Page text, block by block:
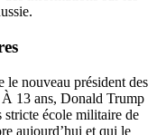
nouveau président des
13 ans, Donald Trump
stricte école militaire de
aujourd’hui et qui le